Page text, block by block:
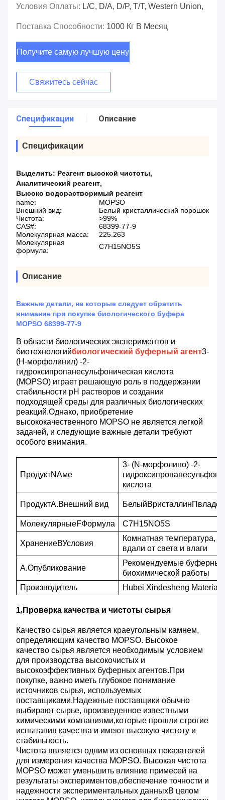
Условия Оплаты: L/C, D/A, D/P, T/T, Western Union,
Поставка Способности: 1000 Кг В Месяц
Получите самую лучшую цену
Свяжитесь сейчас
Спецификации Описание
Спецификации
Выделить: Реагент высокой чистоты,
Аналитический реагент,
Высоко водорастворимый реагент
name:
MOPSO
Внешний вид:
Белый кристаллический порошок
Чистота:
>99%
CAS#:
68399-77-9
Молекулярная масса:
225.263
Молекулярная
формула:
C7H15NO5S
Описание
Важные детали, на которые следует обратить
внимание при покупке биологического буфера
MOPSO 68399-77-9
В области биологических экспериментов и
биотехнологийбиологический буферный агент3-
(Н-морфолинил) -2-
гидроксипропанесульфоническая кислота
(MOPSO) играет решающую роль в поддержании
стабильности pH растворов и создании
подходящей среды для различных биологических
реакций.Однако, приобретение
высококачественного MOPSO не является легкой
задачей, и следующие важные детали требуют
особого внимания.
П родуктNАме
3- (N-морфолино) -2-
кислота
ПродуктА.Внешний вид БелыйВристаллин П
МолекулярныеFФормула C7H15NO5S
ХранениеВУсловия
Комнатная температура,
вдали от света и влаги
А.Опубликование
Рекомендуемые буферные
биохимической работы
Производитель
Hubei Xindesheng Material
1,Проверка качества и чистоты сырья
Качество сырья является краеугольным камнем,
определяющим качество MOPSO. Высокое
качество сырья является необходимым условием
для производства высокочистых и
высокоэффективных буферных агентов.При
покупке, важно иметь глубокое понимание
источников сырья, используемых
поставщиками.Надежные поставщики обычно
выбирают сырье, произведенное известными
химическими компаниями,которые прошли строгие
испытания качества и имеют высокую чистоту и
стабильность.
Чистота является одним из основных показателей
для измерения качества MOPSO. Высокая чистота
MOPSO может уменьшить влияние примесей на
результаты экспериментов,обеспечение точности и
надежности экспериментальных данныхВ целом